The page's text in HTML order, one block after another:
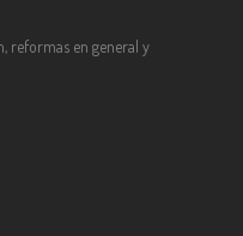
reformas en general y